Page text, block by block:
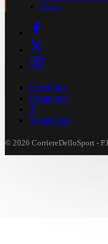
Casinò
Facebook
Instagram
X
WhatsApp
© 2026 CorriereDelloSport -